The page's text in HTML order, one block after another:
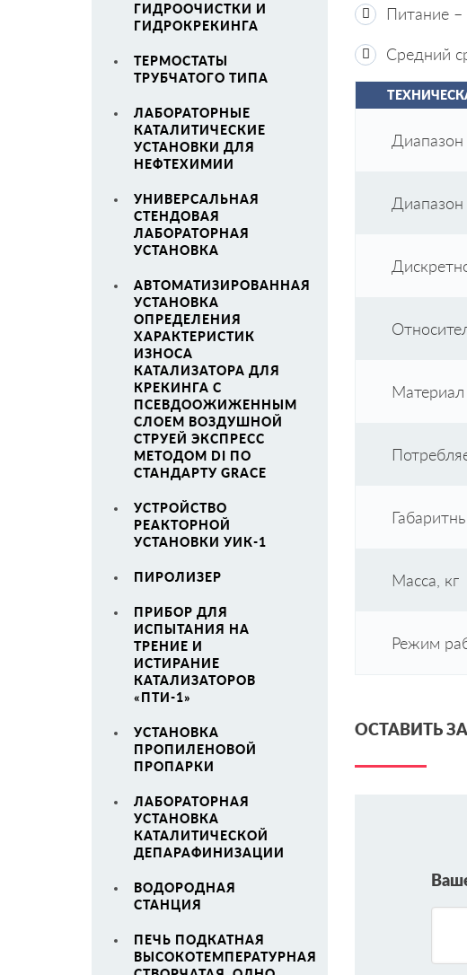
ГИДРООЧИСТКИ И
ГИДРОКРЕКИНГА
ТЕРМОСТАТЫ
ТРУБЧАТОГО ТИПА
ЛАБОРАТОРНЫЕ
КАТАЛИТИЧЕСКИЕ
УСТАНОВКИ ДЛЯ
НЕФТЕХИМИИ
УНИВЕРСАЛЬНАЯ
СТЕНДОВАЯ
ЛАБОРАТОРНАЯ
УСТАНОВКА
АВТОМАТИЗИРОВАННАЯ
УСТАНОВКА
ОПРЕДЕЛЕНИЯ
ХАРАКТЕРИСТИК
ИЗНОСА
КАТАЛИЗАТОРА ДЛЯ
КРЕКИНГА С
ПСЕВДООЖИЖЕННЫМ
СЛОЕМ ВОЗДУШНОЙ
СТРУЕЙ ЭКСПРЕСС
МЕТОДОМ DI ПО
СТАНДАРТУ GRACE
УСТРОЙСТВО
РЕАКТОРНОЙ
УСТАНОВКИ УИК-1
ПИРОЛИЗЕР
ПРИБОР ДЛЯ
ИСПЫТАНИЯ НА
ТРЕНИЕ И
ИСТИРАНИЕ
КАТАЛИЗАТОРОВ
«ПТИ-1»
УСТАНОВКА
ПРОПИЛЕНОВОЙ
ПРОПАРКИ
ЛАБОРАТОРНАЯ
УСТАНОВКА
КАТАЛИТИЧЕСКОЙ
ДЕПАРАФИНИЗАЦИИ
ВОДОРОДНАЯ
СТАНЦИЯ
ПЕЧЬ ПОДКАТНАЯ
ВЫСОКОТЕМПЕРАТУРНАЯ
Питание –
Средний
Диапазон
Материал
Масса, кг
Режим
ОСТАВИТЬ